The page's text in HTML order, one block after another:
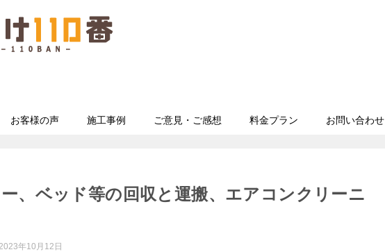
お客様の声 施工事例 ご意見・ご感想 料金プラン お問い合わせ
、ベッド等の回収と運搬、エアコンクリーニ
年10月12日